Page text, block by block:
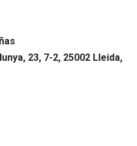
23, 7-2, 25002 Lleida,